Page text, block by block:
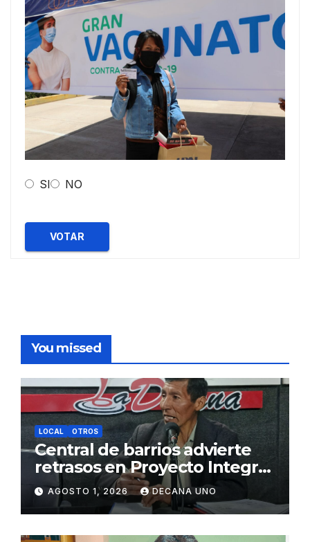
SI NO
VOTAR
You missed
LOCAL OTROS
Central de barrios advierte
retrasos en Proyecto Integral
de Agua y Alcantarillado para
Juliaca
AGOSTO 1, 2026 DECANA UNO